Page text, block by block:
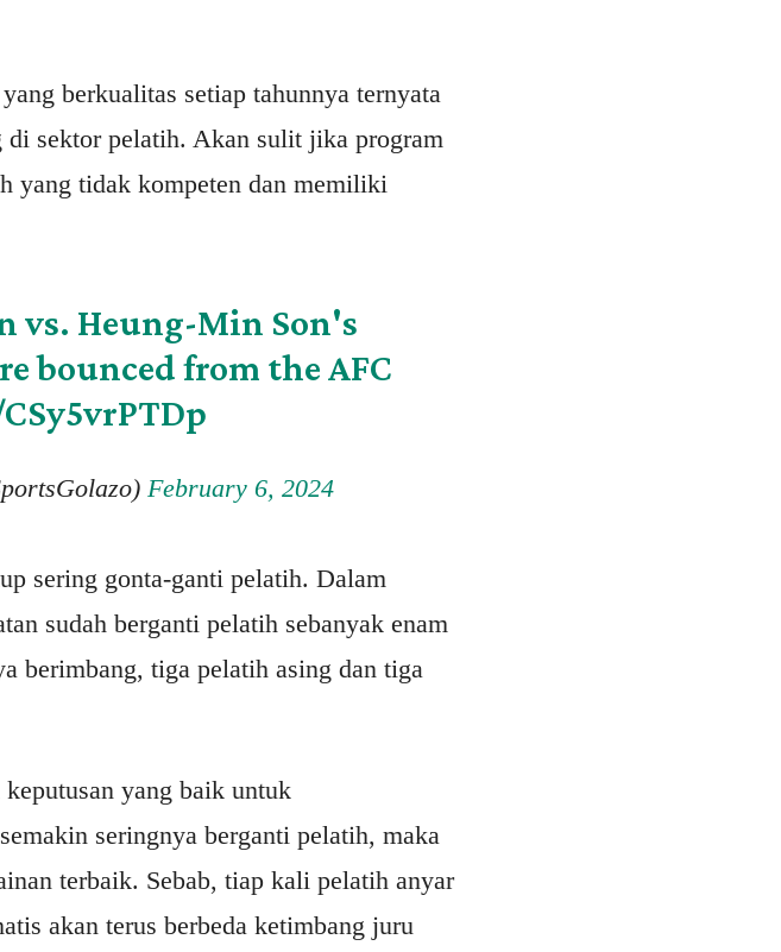
berkualitas setiap tahunnya ternyata
sektor pelatih. Akan sulit jika program
yang tidak kompeten dan memiliki
vs. Heung-Min Son's
bounced from the AFC
February 6, 2024
sering gonta-ganti pelatih. Dalam
sudah berganti pelatih sebanyak enam
berimbang, tiga pelatih asing dan tiga
yang baik untuk
seringnya berganti pelatih, maka
terbaik. Sebab, tiap kali pelatih anyar
akan terus berbeda ketimbang juru